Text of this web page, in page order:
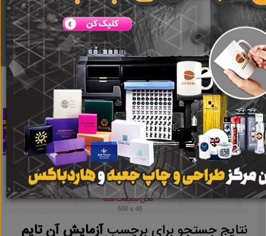
برنامه اندروید ابزاریراق
مرجع نیازمندیهای ابزار و یراق آلات عمومی و صنعتی
دانلود
ابزاریراق آزمایش آن تایم نتایج جستجو برای برچسبآزمایش آن تایم
نتایج جستجو برای برچسبآزمایش آن تایم